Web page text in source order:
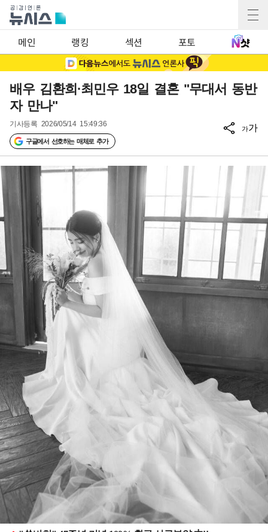
메인 랭킹 섹션 포토
배우 김환희·최민우 18일 결혼 "무대서 동반
자 만나"
기사등록 2026/05/14 15:49:36
구글에서 선호하는 매체로 추가
가가